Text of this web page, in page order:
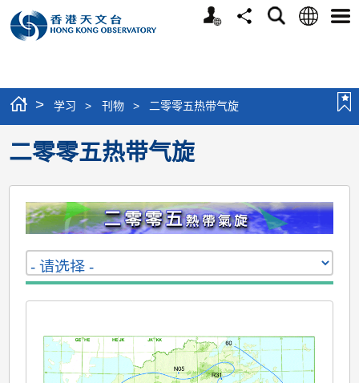
个
分
搜
语
选
> 学习 > 刊物 > 二零零五热带气旋
二零零五热带气旋